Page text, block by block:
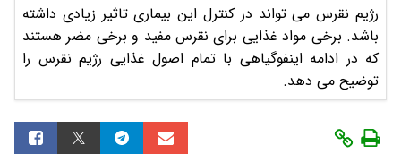
رژیم نقرس می تواند در کنترل این بیماری تاثیر زیادی داشته
باشد. برخی مواد غذایی برای نقرس مفید و برخی مضر هستند
که در ادامه اینفوگیاهی با تمام اصول غذایی رژیم نقرس را
توضیح می دهد.